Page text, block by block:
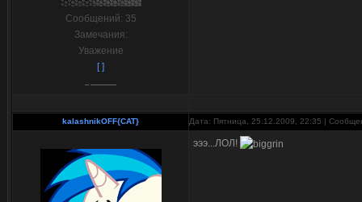
Сообщений: 35
Замечания:
Уважение
[ ]
kalashnikOFF{CAT} Дата: Пятница, 25.12.2009, 22:35 |
эээ...ЛОЛ!